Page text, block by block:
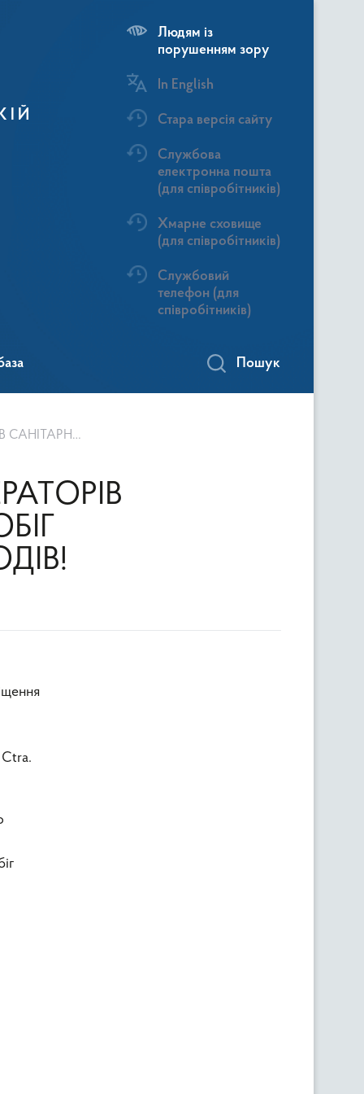
Людям із
порушенням зору
In English
Стара версія сайту
Службова
електронна пошта
(для співробітників)
Хмарне сховище
(для співробітників)
Службовий
телефон (для
співробітників)
Пошук
ЗАХОДІВ!
Ctra.